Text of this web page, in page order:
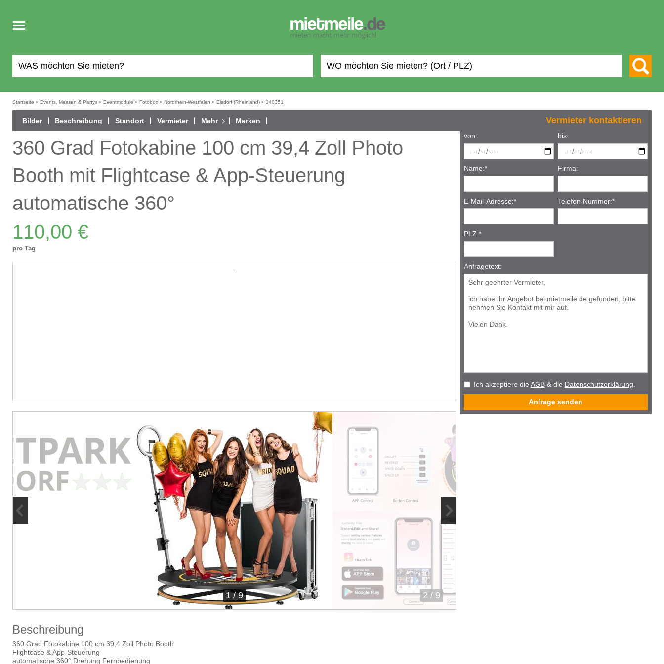
Toggle
navigation
Startseite > Events, Messen & Partys> Eventmodule > Fotobox> Nordrhein-Westfalen > Elsdorf (Rheinland)> 340351
Bilder Beschreibung Standort Vermieter Mehr Merken Vermieter kontaktieren
360 Grad Fotokabine 100 cm 39,4 Zoll Photo
Booth mit Flightcase & App-Steuerung
automatische 360°
von: bis:
Name:* Firma:
E-Mail-Adresse:* Telefon-Nummer:*
PLZ:*
Anfragetext:
Ich akzeptiere die AGB& die Datenschutzerklärung.
110,00 €
pro Tag
1/9 2 / 9
Beschreibung
360 Grad Fotokabine 100 cm 39,4 Zoll Photo Booth
Flightcase & App-Steuerung
automatische 360° Drehung Fernbedienung